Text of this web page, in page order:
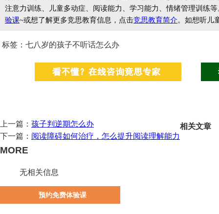
注意力训练、儿童多动症、阅读能力、学习能力、情绪管理训练
验课~或想了解更多竞思教育信息，点击竞思教育简介。如想听儿
标签：七八岁的孩子不听话怎么办
上一篇： 孩子判逆期怎么办
下一篇： 阅读障碍如何治疗，怎么提升阅读理解能力
相关文章
MORE
无相关信息
预约免费体验课